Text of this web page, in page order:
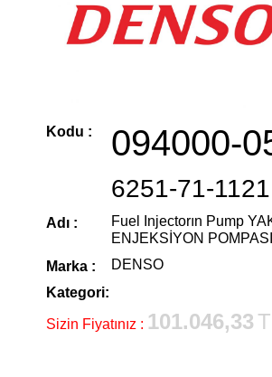
Kodu : 094000-
6251-71-1121
Adı :
Fuel Injectorın Pump
ENJEKSİYON POMPASI
Marka :
DENSO
Kategori:
Sizin Fiyatınız : 101.046,33